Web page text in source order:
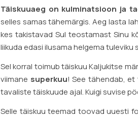
Täiskuuaeg on kulminatsioon ja
selles samas tähemärgis. Aeg lasta
kes takistavad Sul teostamast Sinu
liikuda edasi ilusama helgema tuleviku
Sel korral toimub täiskuu Kaljukitse
viimane superkuu! See tähendab, et
tavaliste täiskuude ajal. Kuigi suvise
Selle täiskuu teemad toovad uuesti